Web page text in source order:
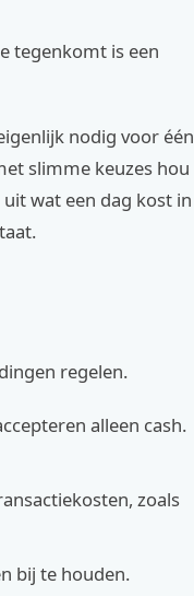
tegenkomt is een
nodig voor één
slimme keuzes hou
wat een dag kost in
regelen.
alleen cash.
zoals
bij te houden.